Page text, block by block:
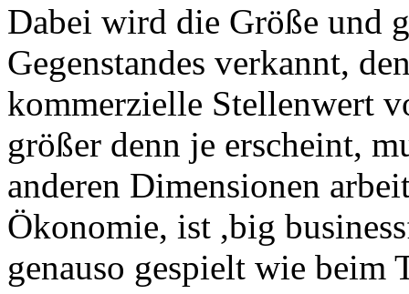
Dabei wird die Größe und
Gegenstandes verkannt,
kommerzielle Stellenwert
größer denn je erscheint,
anderen Dimensionen
Ökonomie, ist ,big
genauso gespielt wie beim